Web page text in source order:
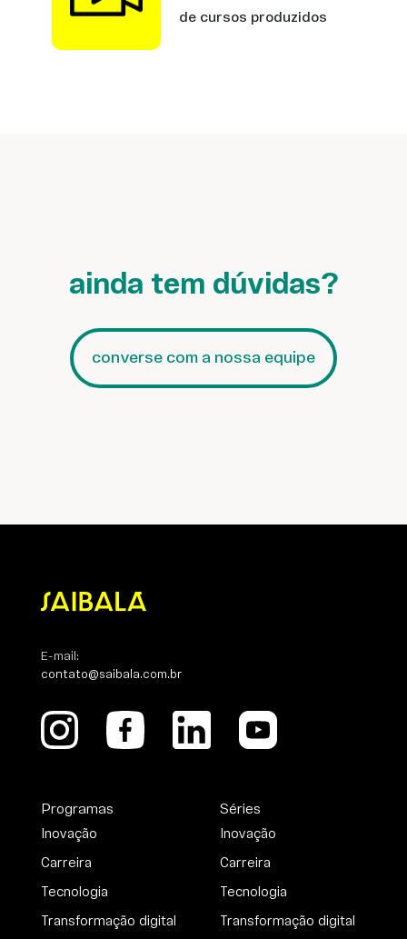
de cursos produzidos
ainda tem dúvidas?
converse com a nossa equipe
E-mail:
contato@saibala.com.br
Programas
Inovação
Carreira
Tecnologia
Transformação digital
Séries
Inovação
Carreira
Tecnologia
Transformação digital